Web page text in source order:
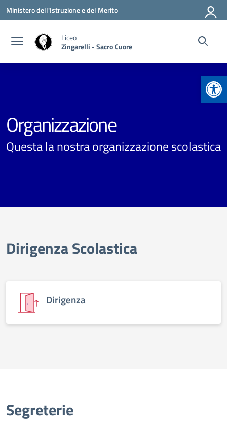
Vai ai contenuti
Vai al menu di navigazione
Vai al footer
Ministero dell'Istruzione e del Merito
Liceo
Zingarelli - Sacro Cuore
Organizzazione
Questa la nostra organizzazione scolastica
elenco degli organi
Dirigenza Scolastica
Dirigenza
Segreterie